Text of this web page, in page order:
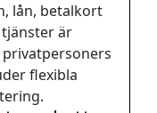
lån, betalkort
är
flexibla